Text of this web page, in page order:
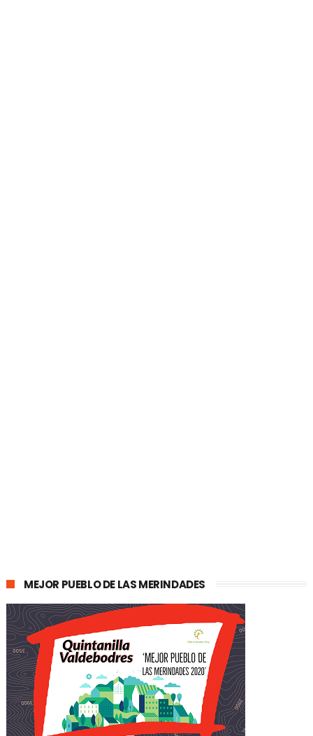
MEJOR PUEBLO DE LAS MERINDADES